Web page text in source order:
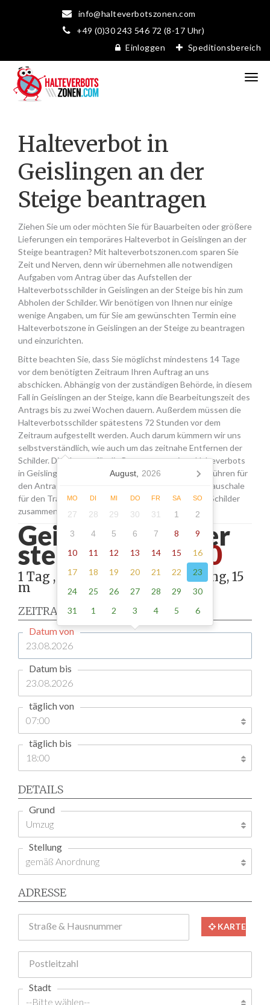
info@halteverbotszonen.com
+49 (0)30 243 546 72 (8-17 Uhr)
Einloggen
Speditionsbereich
Halteverbot in
Geislingen an der
Steige beantragen
Ziehen Sie um oder möchten Sie für Bauarbeiten oder größere
Lieferungen ein temporäres Halteverbot in Geislingen an der
Steige beantragen? Mit halteverbotszonen.com sparen Sie
Zeit und Nerven, denn wir übernehmen alle notwendigen
Aufgaben vom Antrag über das Aufstellen der
Halteverbotsschilder in Geislingen an der Steige bis hin zum
Abholen der Schilder. Wir benötigen von Ihnen nur einige
wenige Angaben, um für Sie am gewünschten Termin eine
Halteverbotszone in Geislingen an der Steige zu beantragen
und einzurichten.
Bitte beachten Sie, dass Sie möglichst mindestens 14 Tage
vor dem benötigten Zeitraum Ihren Auftrag an uns
abschicken. Abhängig von der zuständigen Behörde, in diesem
Fall in Geislingen an der Steige, kann die Bearbeitungszeit des
Antrags bis zu zwei Wochen dauern. Außerdem müssen die
Halteverbotsschilder spätestens 72 Stunden vor dem
Zeitraum aufgestellt werden. Auch darum kümmern wir uns
selbstverständlich, wie auch um das zeitnahe Entfernen der
Schilder. Die Kosten für die Beantragung eines Halteverbots
in Geislingen an der Steige setzen sich aus den Gebühren für
den Antrag, der Miete für die Schilder sowie einer Pauschale
für den Transport, das Aufstellen und Abholen der Schilder
zusammen.
Geislingen an der
steige - 185.00
1 Tag , Stellung gemäß Anordnung, 15
m
ZEITRAUM
Datum von
Datum bis
täglich von
täglich bis
DETAILS
Grund
Stellung
ADRESSE
Straße & Hausnummer KARTE
Postleitzahl
Stadt
August, 2026
MO DI MI DO FR SA SO
27 28 29 30 31 1
2
3
4 5 6 7 8
9
10
11 12 13 14 15
16
17
18 19 20 21 22
23
24
25 26 27 28 29
30
31
1 2 3 4 5 6